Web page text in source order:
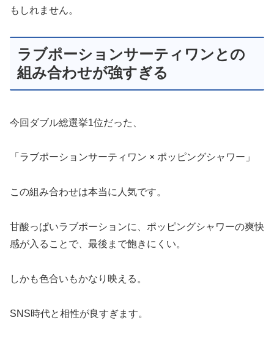
もしれません。
ラブポーションサーティワンとの
組み合わせが強すぎる
今回ダブル総選挙1位だった、
「ラブポーションサーティワン × ポッピングシャワー」
この組み合わせは本当に人気です。
甘酸っぱいラブポーションに、ポッピングシャワーの爽快
感が入ることで、最後まで飽きにくい。
しかも色合いもかなり映える。
SNS時代と相性が良すぎます。